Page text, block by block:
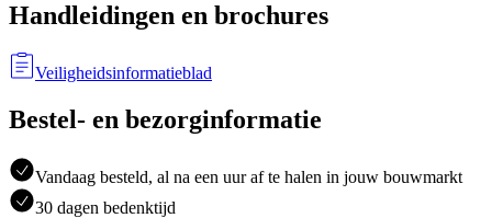
Handleidingen en brochures
Veiligheidsinformatieblad
Bestel- en bezorginformatie
Vandaag besteld, al na een uur af te halen in jouw bouwmarkt
30 dagen bedenktijd